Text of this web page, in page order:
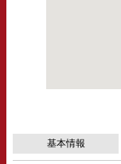
基本情報